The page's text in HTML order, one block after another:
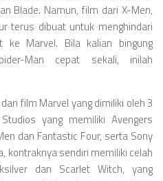
Blade. Namun, film dari X-Men,
terus dibuat untuk menghindari
ke Marvel. Bila kalian bingung
Man cepat sekali, inilah
film Marvel yang dimiliki oleh 3
yang memiliki Avengers
dan Fantastic Four, serta Sony
kontraknya sendiri memiliki celah
dan Scarlet Witch, yang